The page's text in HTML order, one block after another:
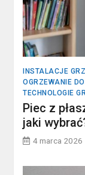
INSTALACJE
OGRZEWANIE
TECHNOLOGIE
Piec z
jaki
4 marca 2026